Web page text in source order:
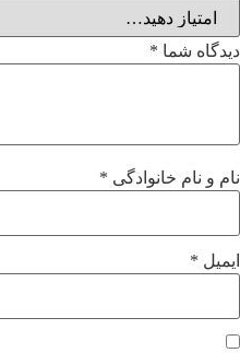
دیدگاه شما *
نام و نام خانوادگی *
ایمیل *